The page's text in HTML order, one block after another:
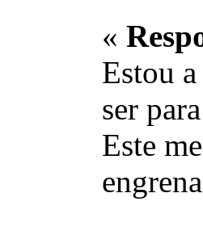
«
Estou
ser
Este